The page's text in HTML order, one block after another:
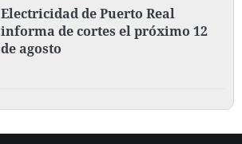
Electricidad de Puerto Real
informa de cortes el próximo 12
de agosto